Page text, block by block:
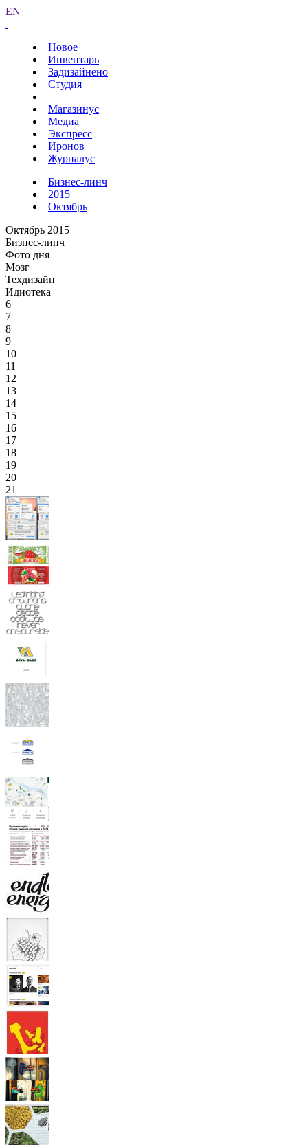
EN
Новое
Инвентарь
Задизайнено
Студия
Магазинус
Медиа
Экспресс
Иронов
Журналус
Бизнес-линч
2015
Октябрь
Октябрь 2015
Бизнес-линч
Фото дня
Мозг
Техдизайн
Идиотека
6
7
8
9
10
11
12
13
14
15
16
17
18
19
20
21